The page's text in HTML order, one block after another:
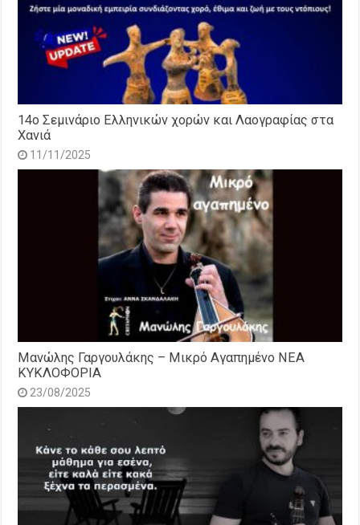
14o Σεμινάριο Ελληνικών χορών και Λαογραφίας στα
Χανιά
11/11/2025
Μανώλης Γαργουλάκης – Μικρό Αγαπημένο NEΑ
ΚΥΚΛΟΦΟΡΙΑ
23/08/2025